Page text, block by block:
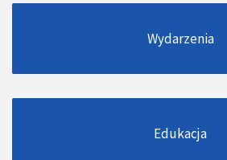
Wydarzenia
Edukacja